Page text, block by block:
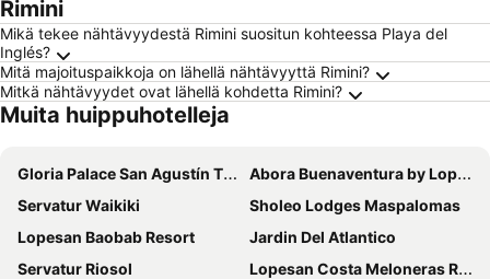
Rimini
Mikä tekee nähtävyydestä Rimini suositun kohteessa Playa del
Inglés?
Mitä majoituspaikkoja on lähellä nähtävyyttä Rimini?
Mitkä nähtävyydet ovat lähellä kohdetta Rimini?
Muita huippuhotelleja
Gloria Palace San Agustín Thalasso & Hotel
Abora Buenaventura by Lopesan Hotels
Servatur Waikiki
Sholeo Lodges Maspalomas
Lopesan Baobab Resort
Jardin Del Atlantico
Servatur Riosol
Lopesan Costa Meloneras Resort & SPA